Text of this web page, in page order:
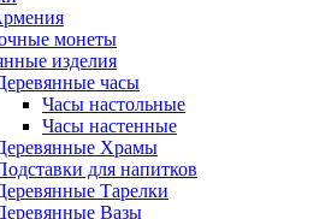
монеты
изделия
часы
Часы настольные
Часы настенные
Храмы
для напитков
Тарелки
Вазы